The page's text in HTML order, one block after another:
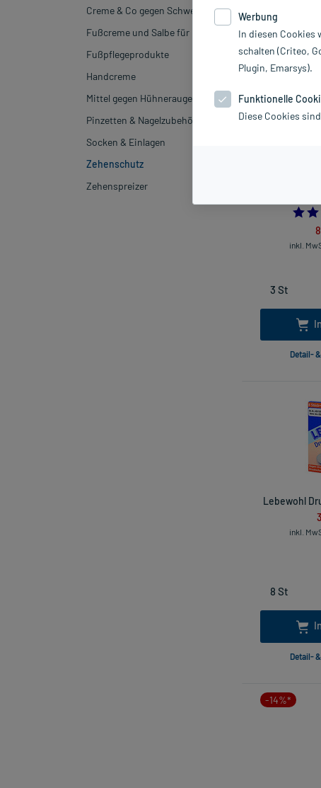
Creme & Co gegen Schweißfüße
Fußcreme und Salbe für Diabetiker
Fußpflegeprodukte
Handcreme
Mittel gegen Hühneraugen
Pinzetten & Nagelzubehör
Socken & Einlagen
Zehenschutz
Zehenspreizer
Sortieren
inkl.
Detail-
Lebewohl
inkl.
Detail-
-14%*
Werbung
In diesen Cookies
schalten (Criteo,
Plugin, Emarsys).
Funktionelle
Diese Cookies